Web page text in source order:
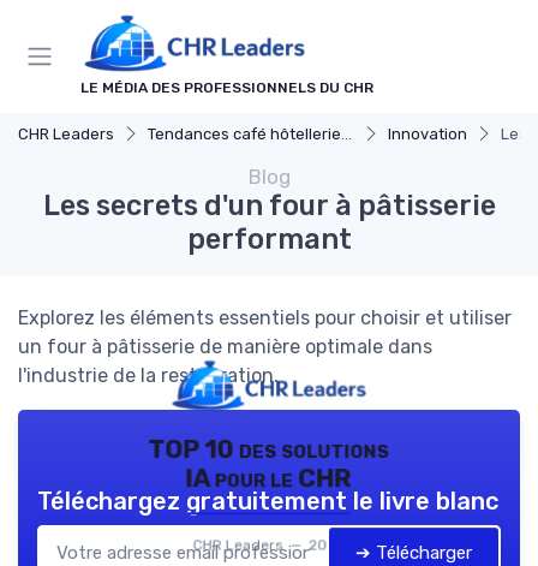
LE MÉDIA DES PROFESSIONNELS DU CHR
CHR Leaders Tendances café hôtellerie et restauration Innovation Les
Blog
Les secrets d'un four à pâtisserie
performant
Explorez les éléments essentiels pour choisir et utiliser
un four à pâtisserie de manière optimale dans
l'industrie de la restauration.
TOP 10 des solutions
IA pour le CHR
CHR Leaders — 2026
Téléchargez gratuitement le livre blanc
➔ Télécharger
Panneau de gestion des cookies